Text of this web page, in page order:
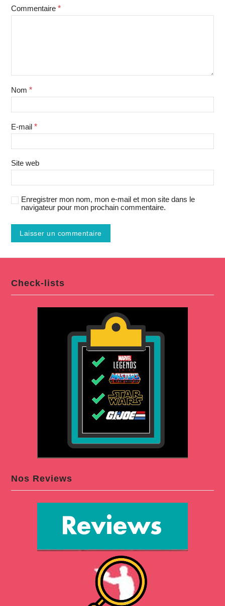
Commentaire *
Nom *
E-mail *
Site web
Enregistrer mon nom, mon e-mail et mon site dans le
navigateur pour mon prochain commentaire.
Check-lists
Nos Reviews